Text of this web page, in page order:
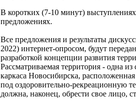
В коротких (7-10 минут)
предложениях.
Все предложения и результаты
2022) интернет-опросом, будут
разработкой концепции развития
Рассматриваемая территория - одна
каркаса Новосибирска,
под оздоровительно-рекреационную
должна, наконец, обрести свое лицо,